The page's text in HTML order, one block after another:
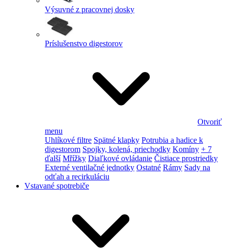
Výsuvné z pracovnej dosky
Príslušenstvo digestorov
Otvoriť
menu
Uhlíkové filtre Spätné klapky Potrubia a hadice k
digestorom Spojky, kolená, priechodky Komíny + 7
ďalší Mřížky Diaľkové ovládanie Čistiace prostriedky
Externé ventilačné jednotky Ostatné Rámy Sady na
odťah a recirkuláciu
Vstavané spotrebiče